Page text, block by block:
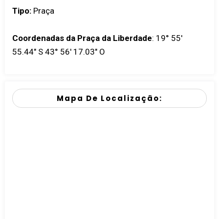
Tipo: Praça
Coordenadas da Praça da Liberdade: 19° 55'
55.44" S 43° 56' 17.03" O
Mapa De Localização: